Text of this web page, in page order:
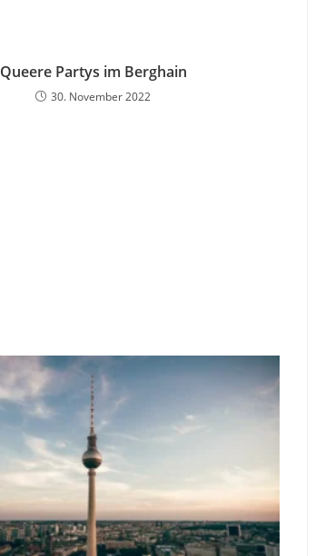
Queere Partys im Berghain
30. November 2022